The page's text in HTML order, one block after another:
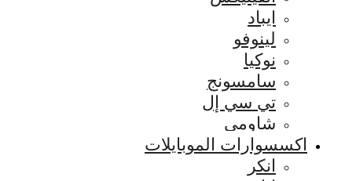
ايباد
لينوفو
نوكيا
سامسونج
تي سي إل
شاومي
اكسسوارات الموبايلات
انكر